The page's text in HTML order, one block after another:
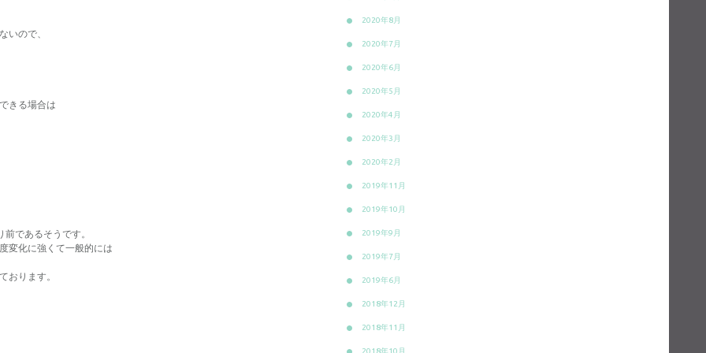
いので、
きる場合は
であるそうです。
変化に強くて一般的には
おります。
2020年8月
2020年7月
2020年6月
2020年5月
2020年4月
2020年3月
2020年2月
2019年11月
2019年10月
2019年9月
2019年7月
2019年6月
2018年12月
2018年11月
2018年10月